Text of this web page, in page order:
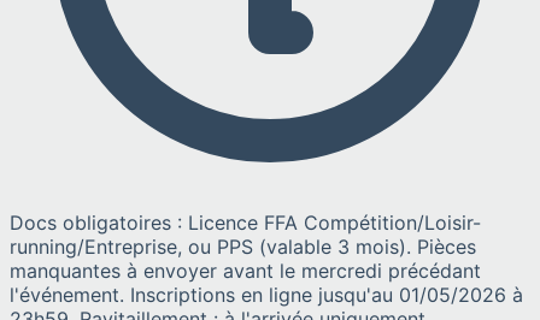
Docs obligatoires : Licence FFA Compétition/Loisir-
running/Entreprise, ou PPS (valable 3 mois). Pièces
manquantes à envoyer avant le mercredi précédant
l'événement. Inscriptions en ligne jusqu'au 01/05/2026 à